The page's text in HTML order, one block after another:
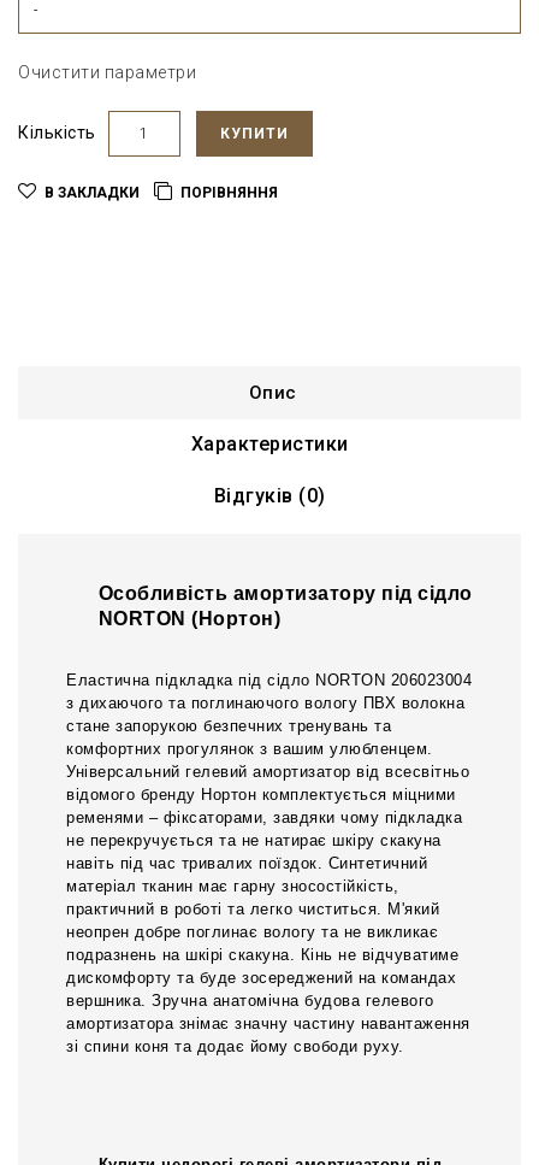
-
Очистити параметри
Кількість КУПИТИ
В ЗАКЛАДКИ ПОРІВНЯННЯ
Опис
Характеристики
Відгуків (0)
Особливість амортизатору під сідло
NORTON (Нортон)
Еластична підкладка під сідло NORTON 206023004
з дихаючого та поглинаючого вологу ПВХ волокна
стане запорукою безпечних тренувань та
комфортних прогулянок з вашим улюбленцем.
Універсальний гелевий амортизатор від всесвітньо
відомого бренду Нортон комплектується міцними
ременями – фіксаторами, завдяки чому підкладка
не перекручується та не натирає шкіру скакуна
навіть під час тривалих поїздок. Синтетичний
матеріал тканин має гарну зносостійкість,
практичний в роботі та легко чиститься. М'який
неопрен добре поглинає вологу та не викликає
подразнень на шкірі скакуна. Кінь не відчуватиме
дискомфорту та буде зосереджений на командах
вершника. Зручна анатомічна будова гелевого
амортизатора знімає значну частину навантаження
зі спини коня та додає йому свободи руху.